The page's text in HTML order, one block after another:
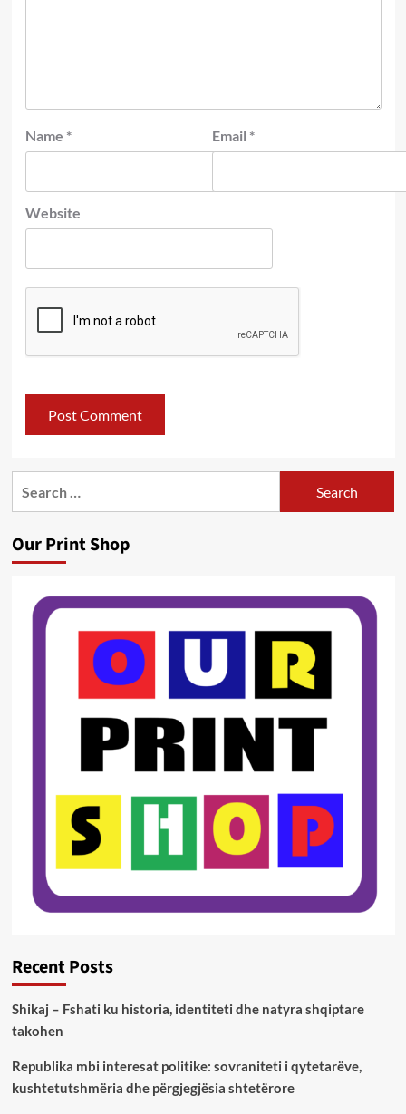
Name * Email *
Website
Our Print Shop
Recent Posts
Shikaj – Fshati ku historia, identiteti dhe natyra shqiptare
takohen
Republika mbi interesat politike: sovraniteti i qytetarëve,
kushtetutshmëria dhe përgjegjësia shtetërore